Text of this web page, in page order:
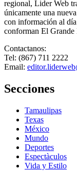
regional, Lider Web
únicamente una
con información al
conforman El
Contactanos:
Tel: (867) 711 2222
Email:
Secciones
Tamaulipas
Texas
México
Mundo
Deportes
Espectàculos
Vida y Estilo